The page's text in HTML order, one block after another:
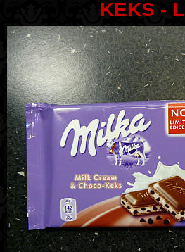
KEKS -